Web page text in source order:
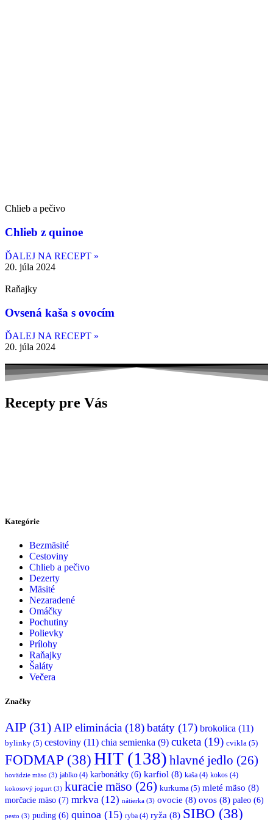
Chlieb a pečivo
Chlieb z quinoe
ĎALEJ NA RECEPT »
20. júla 2024
Raňajky
Ovsená kaša s ovocím
ĎALEJ NA RECEPT »
20. júla 2024
Recepty pre Vás
Kategórie
Bezmäsité
Cestoviny
Chlieb a pečivo
Dezerty
Mäsité
Nezaradené
Omáčky
Pochutiny
Polievky
Prílohy
Raňajky
Šaláty
Večera
Značky
AIP(31) AIP eliminácia (18)batáty (17) brokolica (11)
bylinky (5) cestoviny (11) chia semienka (9) cuketa (19) cvikla (5)
FODMAP (38) HIT(138) hlavné jedlo (26)
hovädzie mäso (3) jablko (4) karbonátky (6) karfiol (8) kaša (4) kokos (4)
kokosový jogurt (3) kuracie mäso (26) kurkuma (5) mleté mäso (8)
morčacie mäso (7) mrkva (12) nátierka (3) ovocie (8) ovos (8) paleo (6)
pesto (3) puding (6) quinoa (15) ryba (4) ryža (8) SIBO (38)